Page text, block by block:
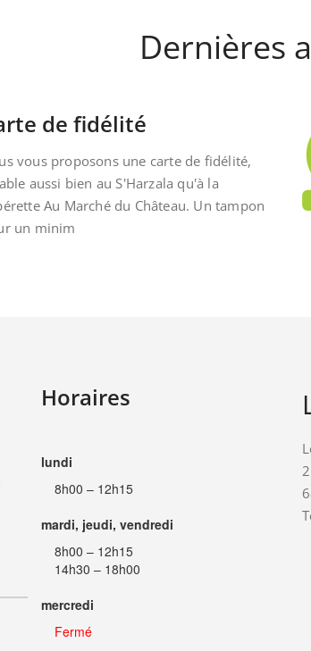
Dernières
de fidélité
vous proposons une carte de fidélité,
aussi bien au S'Harzala qu'à la
Au Marché du Château. Un tampon
un minim
Horaires
lundi
8h00 – 12h15
mardi, jeudi, vendredi
8h00 – 12h15
14h30 – 18h00
mercredi
Fermé